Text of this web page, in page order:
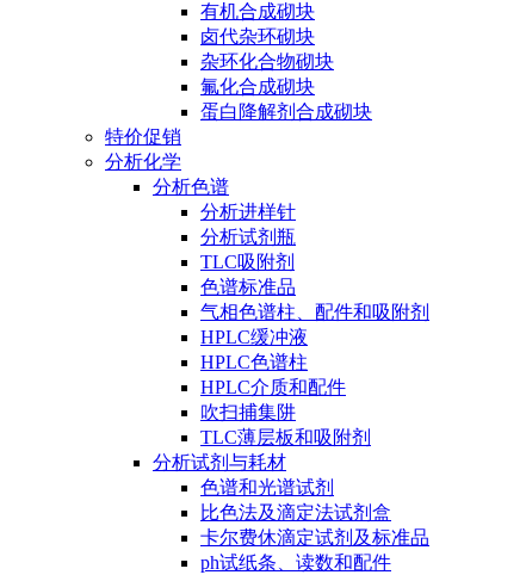
有机合成砌块
卤代杂环砌块
杂环化合物砌块
氟化合成砌块
蛋白降解剂合成砌块
特价促销
分析化学
分析色谱
分析进样针
分析试剂瓶
TLC吸附剂
色谱标准品
气相色谱柱、配件和吸附剂
HPLC缓冲液
HPLC色谱柱
HPLC介质和配件
吹扫捕集阱
TLC薄层板和吸附剂
分析试剂与耗材
色谱和光谱试剂
比色法及滴定法试剂盒
卡尔费休滴定试剂及标准品
ph试纸条、读数和配件